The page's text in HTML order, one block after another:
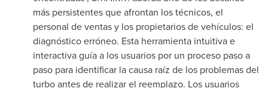
más persistentes que afrontan los técnicos, el
personal de ventas y los propietarios de vehículos: el
diagnóstico erróneo. Esta herramienta intuitiva e
interactiva guía a los usuarios por un proceso paso a
paso para identificar la causa raíz de los problemas del
turbo antes de realizar el reemplazo. Los usuarios